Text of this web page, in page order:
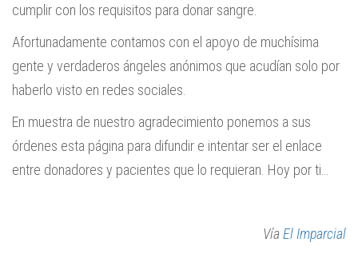
cumplir con los requisitos para donar sangre.
Afortunadamente contamos con el apoyo de muchísima
gente y verdaderos ángeles anónimos que acudían solo por
haberlo visto en redes sociales.
En muestra de nuestro agradecimiento ponemos a sus
órdenes esta página para difundir e intentar ser el enlace
entre donadores y pacientes que lo requieran. Hoy por ti…
Vía El Imparcial